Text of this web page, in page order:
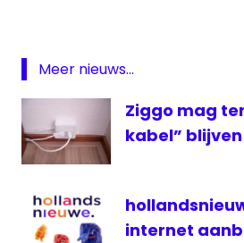
Romney
sanoma
snelheid
TCN
ziggo
Meer nieuws...
Ziggo mag
kabel”
internet